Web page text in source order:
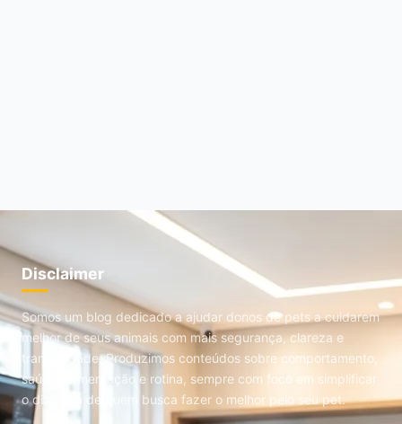
Disclaimer
Somos um blog dedicado a ajudar donos de pets a cuidarem
melhor de seus animais com mais segurança, clareza e
tranquilidade. Produzimos conteúdos sobre comportamento,
saúde, alimentação e rotina, sempre com foco em simplificar
o dia a dia de quem busca fazer o melhor pelo seu pet.